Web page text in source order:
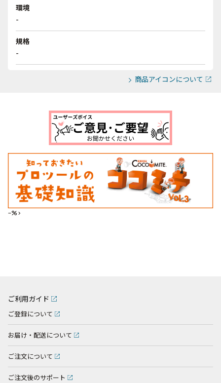
環境
-
規格
-
商品アイコンについて
--%>
ご利用ガイド
ご登録について
お届け・配送について
ご注文について
ご注文後のサポート